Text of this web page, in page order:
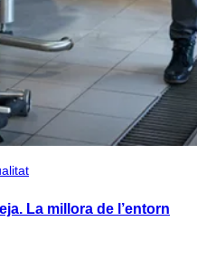
La millora de l’entorn